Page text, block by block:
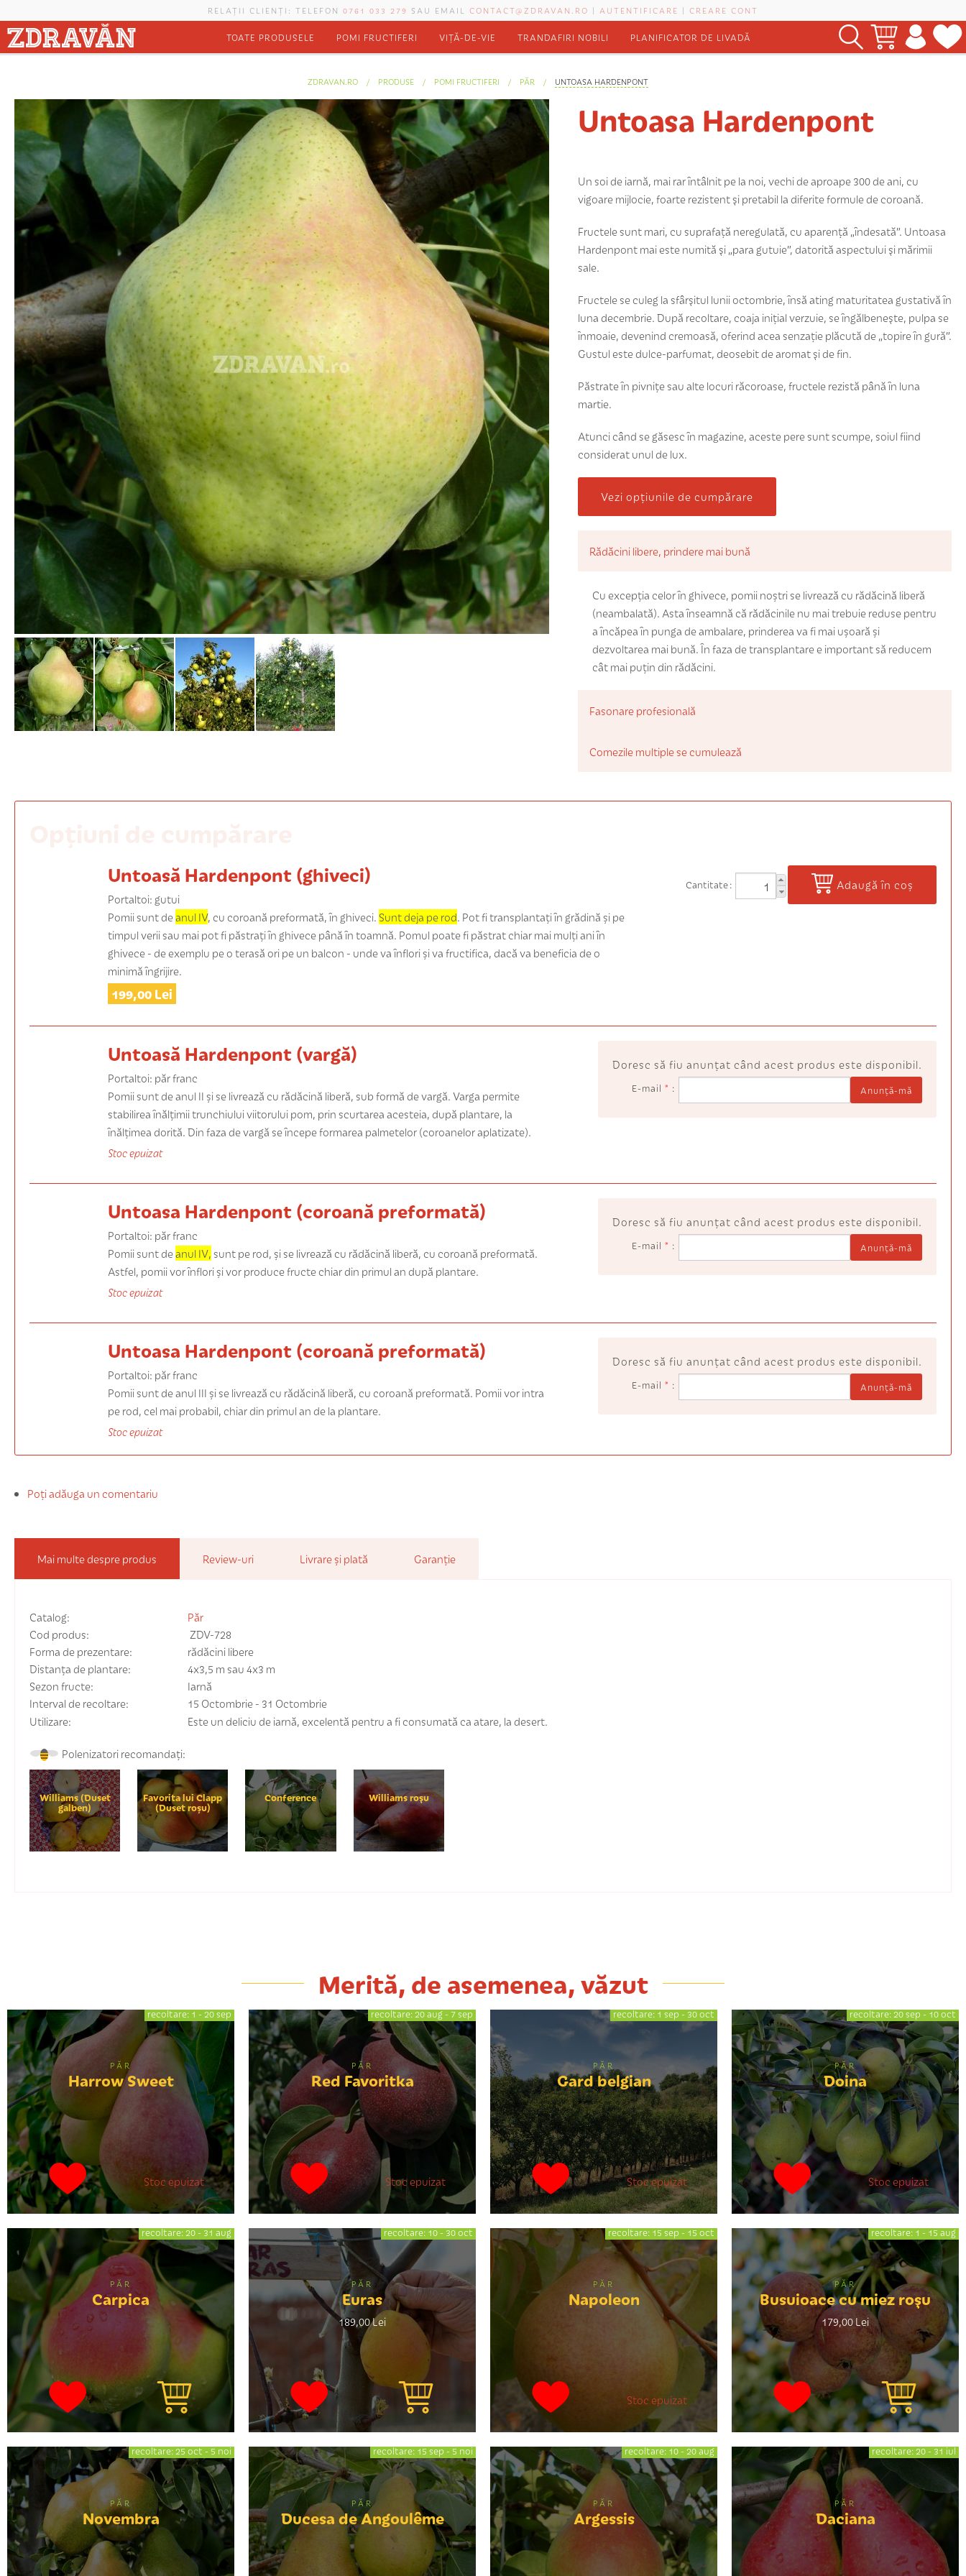
RELAȚII CLIENȚI: TELEFON 0761 033 279 SAU EMAIL CONTACT@ZDRAVAN.RO | AUTENTIFICARE | CREARE CONT
TOATE PRODUSELE POMI FRUCTIFERI VIȚĂ-DE-VIE TRANDAFIRI NOBILI PLANIFICATOR DE LIVADĂ
ZDRAVAN.RO PRODUSE POMI FRUCTIFERI PĂR UNTOASA HARDENPONT
Untoasa Hardenpont
Un soi de iarnă, mai rar întâlnit pe la noi, vechi de aproape 300 de ani, cu
vigoare mijlocie, foarte rezistent şi pretabil la diferite formule de coroană.
Fructele sunt mari, cu suprafaţă neregulată, cu aparenţă „îndesată”. Untoasa
Hardenpont mai este numită şi „para gutuie”, datorită aspectului şi mărimii
sale.
Fructele se culeg la sfârşitul lunii octombrie, însă ating maturitatea gustativă în
luna decembrie. După recoltare, coaja iniţial verzuie, se îngălbeneşte, pulpa se
înmoaie, devenind cremoasă, oferind acea senzaţie plăcută de „topire în gură”.
Gustul este dulce-parfumat, deosebit de aromat şi de fin.
Păstrate în pivniţe sau alte locuri răcoroase, fructele rezistă până în luna
martie.
Atunci când se găsesc în magazine, aceste pere sunt scumpe, soiul fiind
considerat unul de lux.
Vezi opțiunile de cumpărare
Rădăcini libere, prindere mai bună
Cu excepția celor în ghivece, pomii noștri se livrează cu rădăcină liberă
(neambalată). Asta înseamnă că rădăcinile nu mai trebuie reduse pentru
a încăpea în punga de ambalare, prinderea va fi mai ușoară și
dezvoltarea mai bună. În faza de transplantare e important să reducem
cât mai puțin din rădăcini.
Fasonare profesională
Comezile multiple se cumulează
Untoasă Hardenpont (ghiveci)
Portaltoi: gutui
Pomii sunt deanul IV, cu coroană preformată, în ghiveci. Sunt deja pe rod. Pot fi transplantați în grădină și pe
timpul verii sau mai pot fi păstrați în ghivece până în toamnă. Pomul poate fi păstrat chiar mai mulți ani în
ghivece - de exemplu pe o terasă ori pe un balcon - unde va înflori și va fructifica, dacă va beneficia de o
minimă îngrijire.
199,00 Lei
Cantitate Adaugă în coș
Untoasă Hardenpont (vargă)
Portaltoi: păr franc
Pomii sunt deanul IIși se livrează cu rădăcină liberă, sub formă de vargă. Varga permite
stabilirea înălțimii trunchiului viitorului pom, prin scurtarea acesteia, după plantare, la
înălțimea dorită. Din faza de vargă se începe formarea palmetelor (coroanelor aplatizate).
Stoc epuizat
Doresc să fiu anunţat când acest produs este disponibil.
E-mail * Anunţă-mă
Untoasa Hardenpont (coroană preformată)
Portaltoi: păr franc
Pomii sunt deanul IV,sunt pe rod, și se livrează cu rădăcină liberă, cu coroană preformată.
Astfel, pomii vor înflori și vor produce fructe chiar din primul an după plantare.
Stoc epuizat
Doresc să fiu anunţat când acest produs este disponibil.
E-mail * Anunţă-mă
Untoasa Hardenpont (coroană preformată)
Portaltoi: păr franc
Pomii sunt deanul IIIși se livrează cu rădăcină liberă, cu coroană preformată. Pomii vor intra
pe rod, cel mai probabil, chiar din primul an de la plantare.
Stoc epuizat
Doresc să fiu anunţat când acest produs este disponibil.
E-mail * Anunţă-mă
Poți adăuga un comentariu
Mai multe despre produs Review-uri Livrare și plată Garanție
Catalog:
Păr
Cod produs:
ZDV-728
Forma de prezentare:
rădăcini libere
Distanța de plantare:
4x3,5 m sau 4x3 m
Sezon fructe:
Iarnă
Interval de recoltare:
15 Octombrie- 31 Octombrie
Utilizare:
Este un deliciu de iarnă, excelentă pentru a fi consumată ca atare, la desert.
Polenizatori recomandați:
Williams (Duset
galben)
Favorita lui Clapp
(Duset roșu)
Conference Williams roşu
Merită, de asemenea, văzut
recoltare: 1 - 20 sep
PĂR
Harrow Sweet
Stoc epuizat
recoltare: 20 aug - 7 sep
PĂR
Red Favoritka
Stoc epuizat
recoltare: 1 sep - 30 oct
PĂR
Gard belgian
Stoc epuizat
recoltare: 20 sep - 10 oct
PĂR
Doina
Stoc epuizat
recoltare: 20 - 31 aug
PĂR
Carpica
recoltare: 10 - 30 oct
PĂR
Euras
189,00 Lei
recoltare: 15 sep - 15 oct
PĂR
Napoleon
Stoc epuizat
recoltare: 1 - 15 aug
PĂR
Busuioace cu miez roşu
179,00 Lei
recoltare: 25 oct - 5 noi
PĂR
Novembra
recoltare: 15 sep - 5 noi
PĂR
Ducesa de Angoulême
recoltare: 10 - 20 aug
PĂR
Argessis
recoltare: 20 - 31 iul
PĂR
Daciana